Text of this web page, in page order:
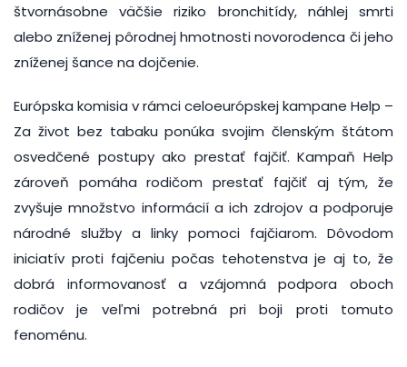
štvornásobne väčšie riziko bronchitídy, náhlej smrti
alebo zníženej pôrodnej hmotnosti novorodenca či jeho
zníženej šance na dojčenie.
Európska komisia v rámci celoeurópskej kampane Help –
Za život bez tabaku ponúka svojim členským štátom
osvedčené postupy ako prestať fajčiť. Kampaň Help
zároveň pomáha rodičom prestať fajčiť aj tým, že
zvyšuje množstvo informácií a ich zdrojov a podporuje
národné služby a linky pomoci fajčiarom. Dôvodom
iniciatív proti fajčeniu počas tehotenstva je aj to, že
dobrá informovanosť a vzájomná podpora oboch
rodičov je veľmi potrebná pri boji proti tomuto
fenoménu.